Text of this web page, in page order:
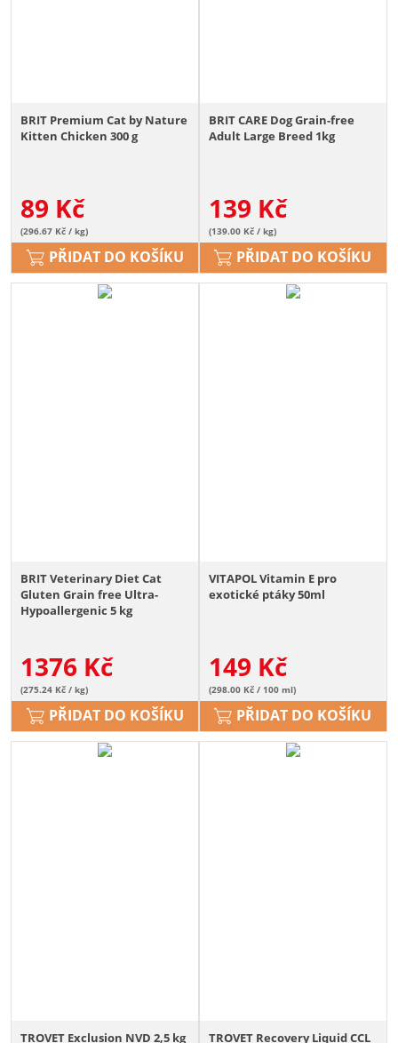
BRIT Premium Cat by Nature
Kitten Chicken 300 g
89 Kč
(296.67 Kč / kg)
PŘIDAT DO KOŠÍKU
BRIT CARE Dog Grain-free
Adult Large Breed 1kg
139 Kč
(139.00 Kč / kg)
PŘIDAT DO KOŠÍKU
BRIT Veterinary Diet Cat
Gluten Grain free Ultra-
Hypoallergenic 5 kg
1376 Kč
(275.24 Kč / kg)
PŘIDAT DO KOŠÍKU
VITAPOL Vitamin E pro
exotické ptáky 50ml
149 Kč
(298.00 Kč / 100 ml)
PŘIDAT DO KOŠÍKU
TROVET Exclusion NVD 2,5 kg TROVET Recovery Liquid CCL